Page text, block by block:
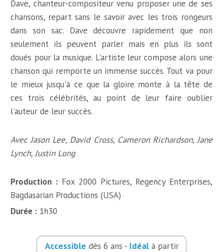
Dave, chanteur-compositeur venu proposer une de ses
chansons, repart sans le savoir avec les trois rongeurs
dans son sac. Dave découvre rapidement que non
seulement ils peuvent parler mais en plus ils sont
doués pour la musique. L'artiste leur compose alors une
chanson qui remporte un immense succès. Tout va pour
le mieux jusqu'à ce que la gloire monte à la tête de
ces trois célébrités, au point de leur faire oublier
l'auteur de leur succès.
Avec Jason Lee, David Cross, Cameron Richardson, Jane
Lynch, Justin Long
Production : Fox 2000 Pictures, Regency Enterprises,
Bagdasarian Productions (USA)
Durée : 1h30
Accessible dès 6 ans - Idéalà partir